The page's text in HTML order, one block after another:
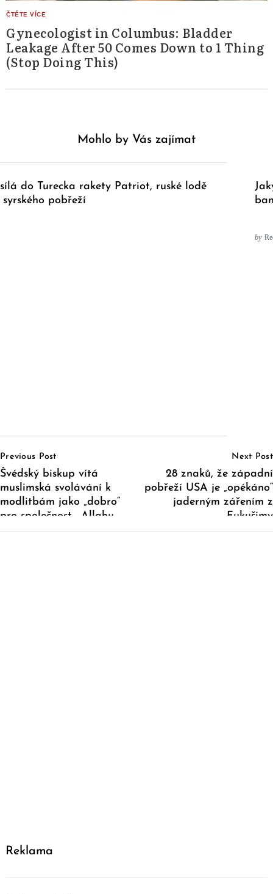
Gynecologist in Columbus: Bladder
Leakage After 50 Comes Down to 1 Thing
(Stop Doing This)
Mohlo by Vás zajímat
do Turecka rakety Patriot, ruské lodě
pobřeží
by
Navigation
Previous Post
Švédský biskup vítá
muslimská svolávání k
modlitbám jako „dobro“
pro společnost. „Allahu
Akbar“ povoleno
Next Post
28 znaků, že západní
pobřeží USA je „opékáno“
jaderným zářením z
Fukušimy
Reklama